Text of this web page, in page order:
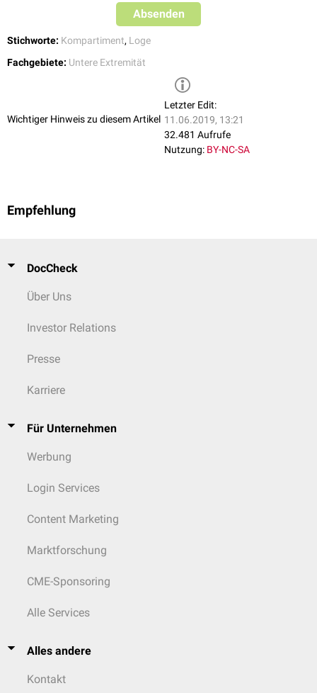
Absenden
Stichworte: Kompartiment, Loge
Fachgebiete: Untere Extremität
Wichtiger Hinweis zu diesem Artikel
Letzter Edit:
11.06.2019, 13:21
32.481 Aufrufe
Nutzung: BY-NC-SA
Empfehlung
DocCheck
Über Uns
Investor Relations
Presse
Karriere
Für Unternehmen
Werbung
Login Services
Content Marketing
Marktforschung
CME-Sponsoring
Alle Services
Alles andere
Kontakt